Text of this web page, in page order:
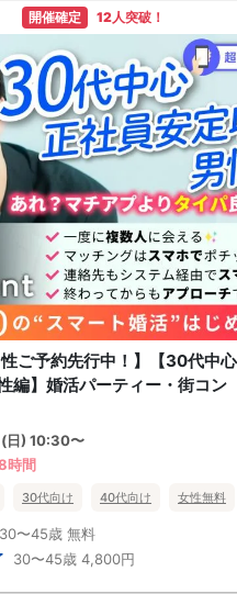
開催確定 12人突破！
性ご予約先行中！】【30代中
編】婚活パーティー・街コ
日) 10:30〜
時間
30代向け 40代向け 女性無料
30〜45歳 無料
30〜45歳 4,800円